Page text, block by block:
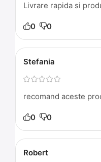
Livrare rapida si
0 0
Stefania
recomand aceste
0 0
Robert